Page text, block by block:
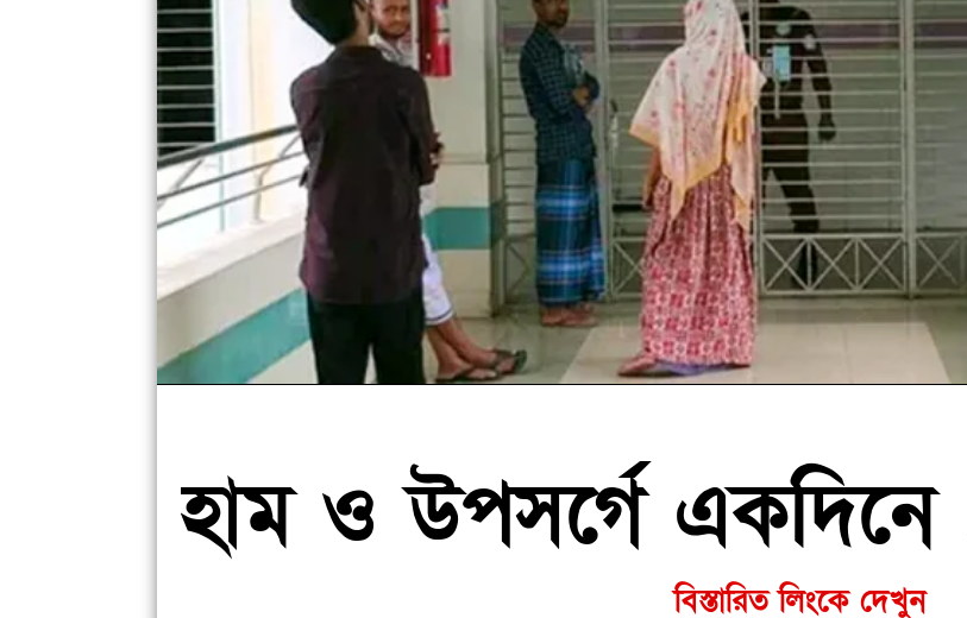
হাম ও উপসর্গে
বিস্তারিত লিংকে দেখুন